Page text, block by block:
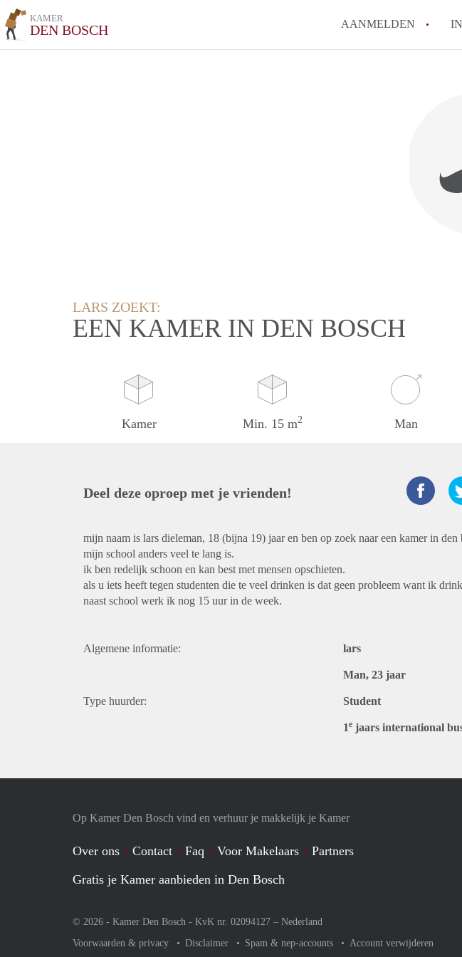
KAMER
DEN BOSCH AANMELDEN
LARS ZOEKT:
EEN KAMER IN DEN BOSCH
Kamer Min. 15 m2 Man
Deel deze oproep met je vrienden!
mijn naam is lars dieleman, 18 (bijna 19) jaar en ben op zoek naar een kamer in
mijn school anders veel te lang is.
ik ben redelijk schoon en kan best met mensen opschieten.
als u iets heeft tegen studenten die te veel drinken is dat geen probleem want ik
naast school werk ik nog 15 uur in de week.
Algemene informatie: lars
Man, 23 jaar
Type huurder: Student
1e jaars international
Op Kamer Den Bosch vind en verhuur je makkelijk je Kamer
Over ons Contact Faq Voor Makelaars
Partners
Gratis je Kamer aanbieden in Den Bosch
© 2026 - Kamer Den Bosch - KvK nr. 02094127 – Nederland
Voorwaarden & privacy
Disclaimer Spam & nep-accounts Account verwijderen